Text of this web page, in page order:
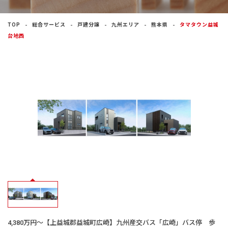
リフォーム
生活サービス・その他
TOP 総合サービス 戸建分譲 九州エリア 熊本県
タマタウン益城
台地西
4,380万円～【上益城郡益城町広崎】九州産交バス「広崎」バス停 歩